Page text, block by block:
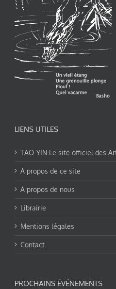
LIENS UTILES
TAO-YIN Le site officiel des
A propos de ce site
A propos de nous
Librairie
Mentions légales
Contact
PROCHAINS ÉVÉNEMENTS